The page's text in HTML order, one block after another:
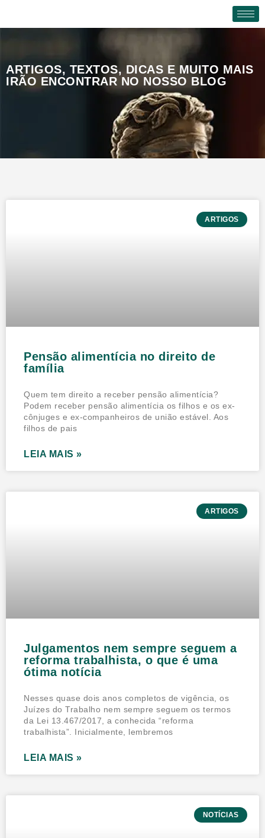
o
ARTIGOS, TEXTOS, DICAS E MUITO MAIS
IRÃO ENCONTRAR NO NOSSO BLOG
ARTIGOS
Pensão alimentícia no direito de
família
Quem tem direito a receber pensão alimentícia?
Podem receber pensão alimentícia os filhos e os ex-
cônjuges e ex-companheiros de união estável. Aos
filhos de pais
LEIA MAIS »
ARTIGOS
Julgamentos nem sempre seguem a
reforma trabalhista, o que é uma
ótima notícia
Nesses quase dois anos completos de vigência, os
Juízes do Trabalho nem sempre seguem os termos
da Lei 13.467/2017, a conhecida “reforma
trabalhista”. Inicialmente, lembremos
LEIA MAIS »
NOTÍCIAS